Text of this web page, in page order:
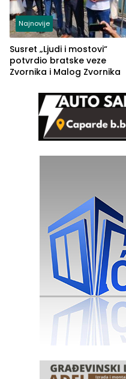
Najnovije
Susret „Ljudi i mostovi“
potvrdio bratske veze
Zvornika i Malog Zvornika